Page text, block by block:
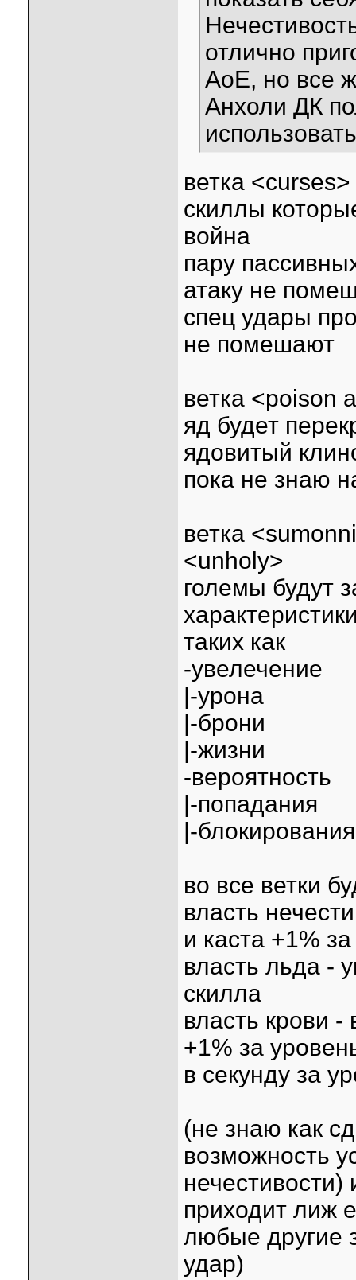
отлично
АоЕ, но все
Анхоли ДК
ветка
скиллы
война
пару
атаку не
спец удары
не помешают
ветка <poison
яд будет
ядовитый
пока не знаю
ветка
<unholy>
големы будут
таких как
-увелечение
|-урона
|-брони
|-жизни
-вероятность
|-попадания
|-
во все ветки
власть
и каста +1%
власть льда -
скилла
власть крови
+1% за
в секунду за
(не знаю как
возможность
приходит лиж
любые другие
удар)